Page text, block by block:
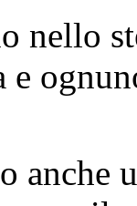
nello
e
anche